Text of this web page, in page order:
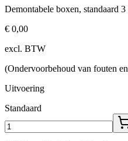
Demontabele boxen, standaard
€ 0,00
excl. BTW
(Ondervoorbehoud van fouten
Uitvoering
Standaard